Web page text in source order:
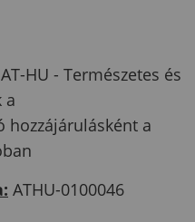
HU - Természetes és
a
hozzájárulásként a
ATHU-0100046